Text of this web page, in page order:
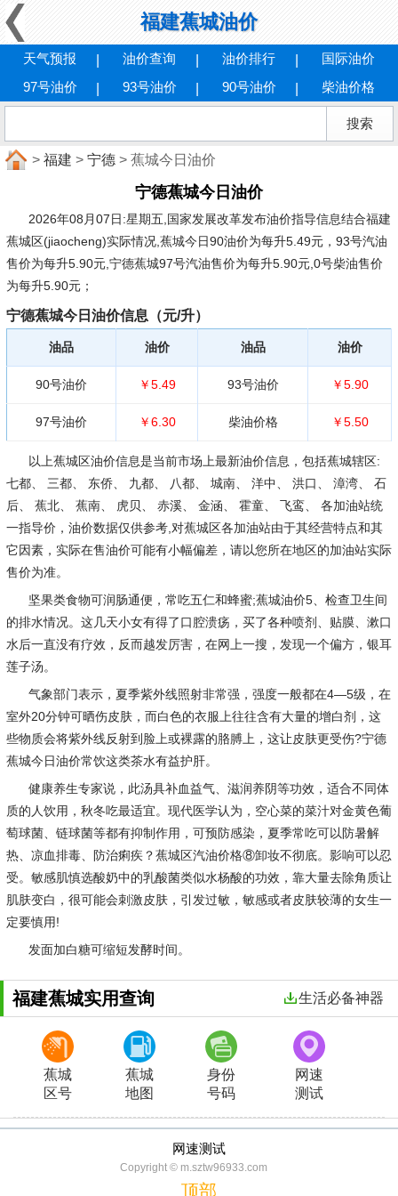
福建蕉城油价
天气预报 油价查询 油价排行
国际油价
97号油价
93号油价 90号油价 柴油价格
> 福建 > 宁德 > 蕉城今日油价
宁德蕉城今日油价
2026年08月07日:星期五 ,国家发展改革发布油价指导信息结合福建
蕉城区(jiaocheng)实际情况,蕉城今日90油价为每升5.49元，93号汽油
售价为每升5.90元,宁德蕉城97号汽油售价为每升5.90元,0号柴油售价
为每升5.90元；
宁德蕉城今日油价信息（元/升）
油品 油价 油品 油价
90号油价 ￥5.49 93号油价 ￥5.90
97号油价 ￥6.30 柴油价格 ￥5.50
以上蕉城区油价信息是当前市场上最新油价信息，包括蕉城辖区:
七都、 三都、 东侨、 九都、 八都、 城南、 洋中、 洪口、 漳湾、 石
后、 蕉北、 蕉南、 虎贝、 赤溪、 金涵、 霍童、 飞鸾、 各加油站统
一指导价，油价数据仅供参考,对蕉城区各加油站由于其经营特点和其
它因素，实际在售油价可能有小幅偏差，请以您所在地区的加油站实际
售价为准。
坚果类食物可润肠通便，常吃五仁和蜂蜜;蕉城油价5、检查卫生间
的排水情况。这几天小女有得了口腔溃疡，买了各种喷剂、贴膜、漱口
水后一直没有疗效，反而越发厉害，在网上一搜，发现一个偏方，银耳
莲子汤。
气象部门表示，夏季紫外线照射非常强，强度一般都在4—5级，在
室外20分钟可晒伤皮肤，而白色的衣服上往往含有大量的增白剂，这
些物质会将紫外线反射到脸上或裸露的胳膊上，这让皮肤更受伤?宁德
蕉城今日油价常饮这类茶水有益护肝。
健康养生专家说，此汤具补血益气、滋润养阴等功效，适合不同体
质的人饮用，秋冬吃最适宜。现代医学认为，空心菜的菜汁对金黄色葡
萄球菌、链球菌等都有抑制作用，可预防感染，夏季常吃可以防暑解
热、凉血排毒、防治痢疾？蕉城区汽油价格⑧卸妆不彻底。影响可以忍
受。敏感肌慎选酸奶中的乳酸菌类似水杨酸的功效，靠大量去除角质让
肌肤变白，很可能会刺激皮肤，引发过敏，敏感或者皮肤较薄的女生一
定要慎用!
发面加白糖可缩短发酵时间。
福建蕉城实用查询 生活必备神器
蕉城
区号
蕉城
地图
身份
号码
网速
测试
网速测试
Copyright © m.sztw96933.com
顶部